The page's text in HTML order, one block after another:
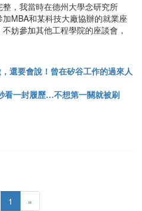
，我當時在德州大學念研究所
MBA和某科技大廠協辦的就業座
妨參加其他工程學院的座談會，
還要會說！曾在矽谷工作的過來人
看一封履歷…不想第一關就被刷
1 »